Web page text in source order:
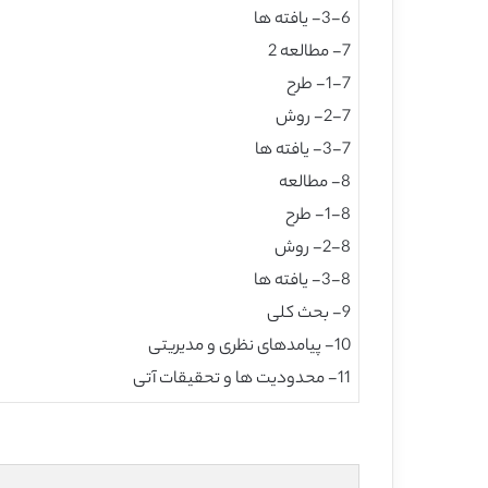
3-6- یافته ها
7- مطالعه 2
1-7- طرح
2-7- روش
3-7- یافته ها
8- مطالعه
1-8- طرح
2-8- روش
3-8- یافته ها
9- بحث کلی
10- پیامدهای نظری و مدیریتی
11- محدودیت ها و تحقیقات آتی